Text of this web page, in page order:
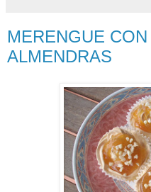
MERENGUE
ALMENDRAS